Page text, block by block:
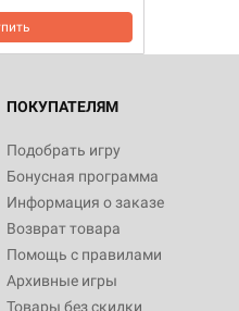
ПОКУПАТЕЛЯМ
Подобрать игру
Бонусная программа
Информация о заказе
Возврат товара
Помощь с правилами
Архивные игры
Товары без скидки